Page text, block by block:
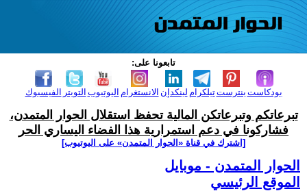
تابعونا على:
الفيسبوك التويتر اليوتيوب الانستغرام لينكدإن تيلكرامبنترست بودكاست
تبرعاتكم وتبرعاتكن المالية تحفظ استقلال الحوار المتمدن،
فشاركونا في دعم استمرارية هذا الفضاء اليساري الحر
[اشترك في قناة ‫«الحوار المتمدن» على اليوتيوب]
الحوار المتمدن - موبايل
الموقع الرئيسي